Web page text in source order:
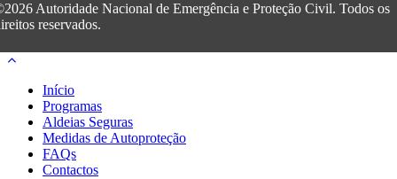
Autoridade Nacional de Emergência e Proteção Civil. Todos os
reservados.
Início
Programas
Aldeias Seguras
Medidas de Autoproteção
FAQs
Contactos